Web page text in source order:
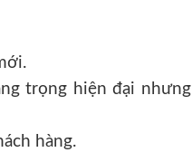
trọng hiện đại
hàng.